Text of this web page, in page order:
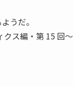
うだ。
ス編・第 15 回